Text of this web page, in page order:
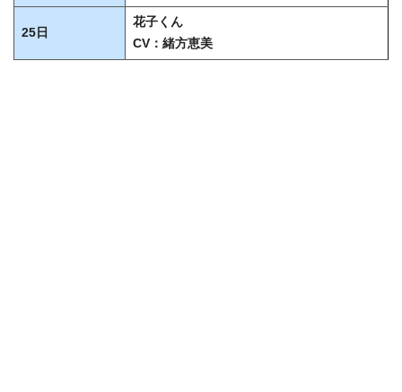
25日
花子くん
CV：緒方恵美